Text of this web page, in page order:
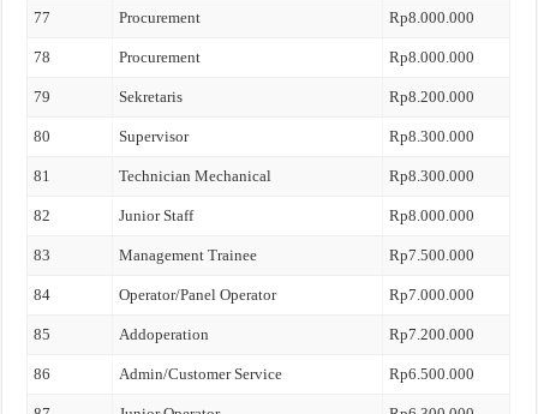
77 Procurement Rp8.000.000
78 Procurement Rp8.000.000
79 Sekretaris Rp8.200.000
80 Supervisor Rp8.300.000
81 Technician Mechanical Rp8.300.000
82 Junior Staff Rp8.000.000
83 Management Trainee Rp7.500.000
84 Operator/Panel Operator Rp7.000.000
85 Addoperation Rp7.200.000
86 Admin/Customer Service Rp6.500.000